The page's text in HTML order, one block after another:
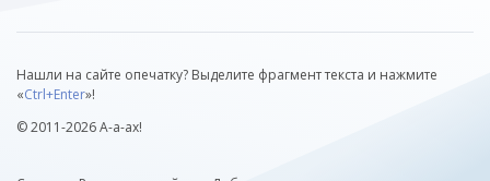
Нашли на сайте опечатку? Выделите фрагмент текста и нажмите
«Ctrl+Enter»!
© 2011-2026 А-а-ах!